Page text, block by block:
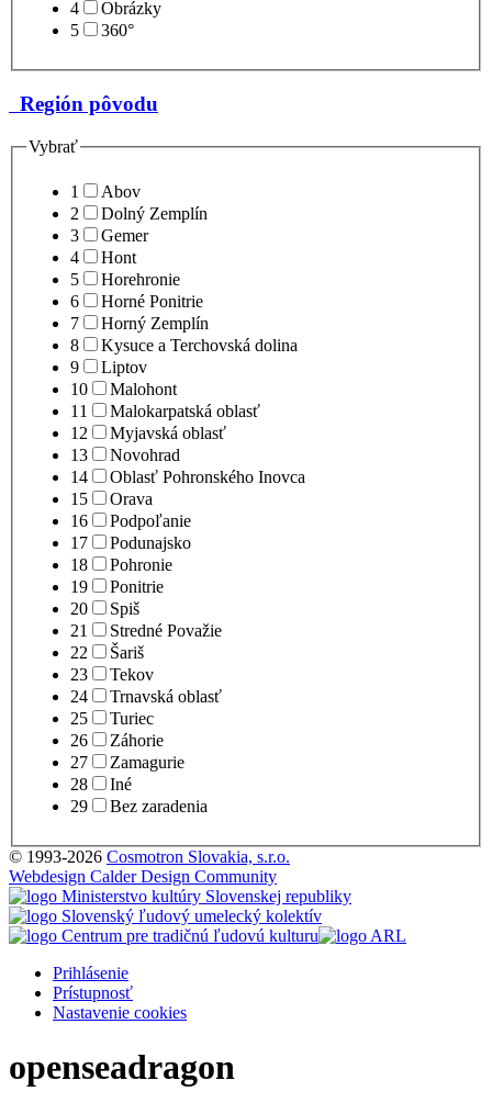
4
Obrázky
5
360°
Región pôvodu
Vybrať
1
Abov
2
Dolný Zemplín
3
Gemer
4
Hont
5
Horehronie
6
Horné Ponitrie
7
Horný Zemplín
8
Kysuce a Terchovská dolina
9
Liptov
10
Malohont
11
Malokarpatská oblasť
12
Myjavská oblasť
13
Novohrad
14
Oblasť Pohronského Inovca
15
Orava
16
Podpoľanie
17
Podunajsko
18
Pohronie
19
Ponitrie
20
Spiš
21
Stredné Považie
22
Šariš
23
Tekov
24
Trnavská oblasť
25
Turiec
26
Záhorie
27
Zamagurie
28
Iné
29
Bez zaradenia
© 1993-2026 Cosmotron Slovakia, s.r.o.
Webdesign Calder Design Community
Prihlásenie
Prístupnosť
Nastavenie cookies
openseadragon